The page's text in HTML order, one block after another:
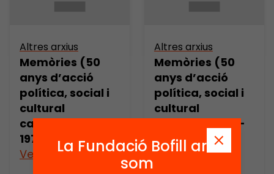
Altres arxius
Memòries (50
anys d’acció
política, social i
cultural
catalana, 1920-
1970) (part 1)
Veure’n més
Altres arxius
Memòries (50
anys d’acció
política, social i
cultural
catalana, 1920-
1970) (part 2)
Veure’n més
La Fundació Bofill ara
som